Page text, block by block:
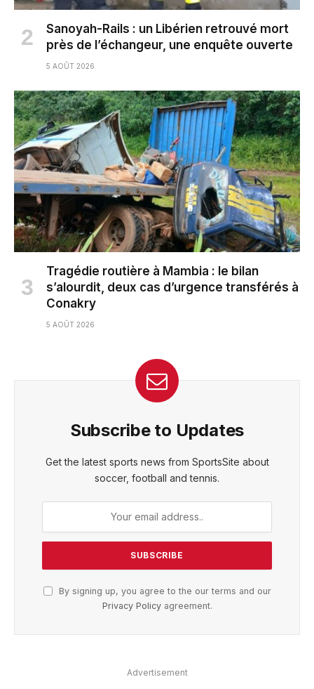
Sanoyah-Rails : un Libérien retrouvé mort
près de l’échangeur, une enquête ouverte
5 AOÛT 2026
Tragédie routière à Mambia : le bilan
s’alourdit, deux cas d’urgence transférés à
Conakry
5 AOÛT 2026
Subscribe to Updates
Get the latest sports news from SportsSite about
soccer, football and tennis.
By signing up, you agree to the our terms and our
Privacy Policyagreement.
Advertisement